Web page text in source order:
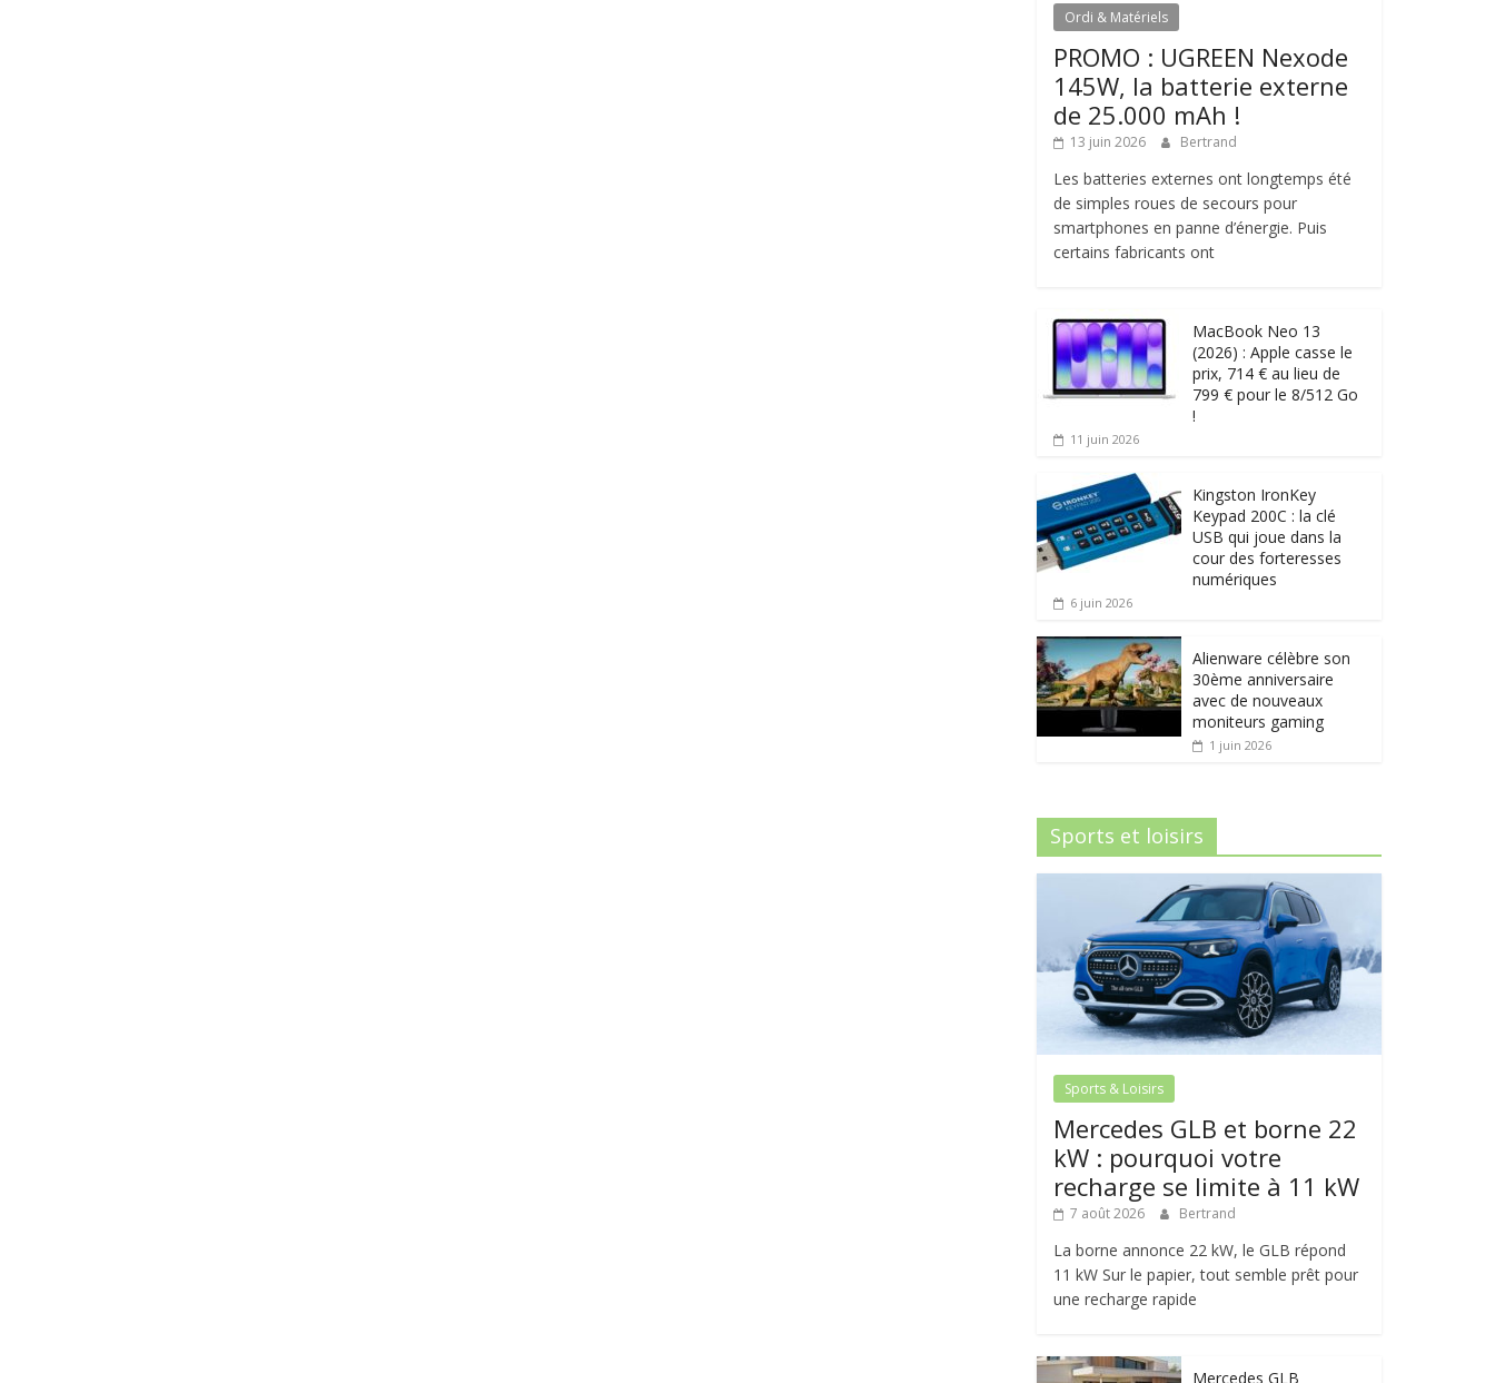
Ordi & Matériels
PROMO : UGREEN Nexode
145W, la batterie externe
de 25.000 mAh !
13 juin 2026 Bertrand
Les batteries externes ont longtemps été
de simples roues de secours pour
smartphones en panne d’énergie. Puis
certains fabricants ont
MacBook Neo 13
(2026) : Apple casse le
prix, 714 € au lieu de
799 € pour le 8/512 Go
!
11 juin 2026
Kingston IronKey
Keypad 200C : la clé
USB qui joue dans la
cour des forteresses
numériques
6 juin 2026
Alienware célèbre son
30ème anniversaire
avec de nouveaux
moniteurs gaming
1 juin 2026
Sports et loisirs
Sports & Loisirs
Mercedes GLB et borne 22
kW : pourquoi votre
recharge se limite à 11 kW
7 août 2026 Bertrand
La borne annonce 22 kW, le GLB répond
11 kW Sur le papier, tout semble prêt pour
une recharge rapide
Mercedes GLB